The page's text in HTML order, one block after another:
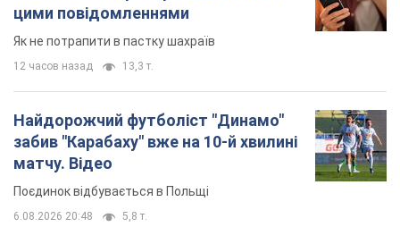
цими повідомленнями
Як не потрапити в пастку шахраїв
12 часов назад 13,3 т.
Найдорожчий футболіст "Динамо"
забив "Карабаху" вже на 10-й хвилині
матчу. Відео
Поєдинок відбувається в Польщі
6.08.2026 20:48 5,8 т.